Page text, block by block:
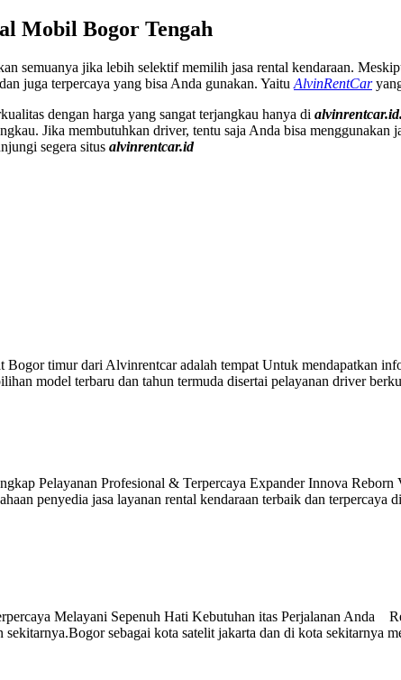
Mobil Bogor Tengah
semuanya jika lebih selektif memilih jasa rental kendaraan.
juga terpercaya yang bisa Anda gunakan. Yaitu AlvinRentCar
dengan harga yang sangat terjangkau hanya di alvinrentcar.id.
Jika membutuhkan driver, tentu saja Anda bisa menggunakan
segera situs alvinrentcar.id
timur dari Alvinrentcar adalah tempat Untuk mendapatkan
model terbaru dan tahun termuda disertai pelayanan driver
Pelayanan Profesional & Terpercaya Expander Innova
penyedia jasa layanan rental kendaraan terbaik dan terpercaya
Melayani Sepenuh Hati Kebutuhan itas Perjalanan Anda
sekitarnya.Bogor sebagai kota satelit jakarta dan di kota sekitarnya